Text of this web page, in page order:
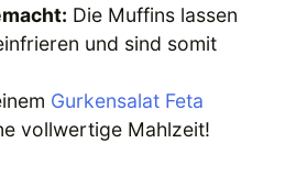
Die Muffins lassen
und sind somit
Gurkensalat Feta
vollwertige Mahlzeit!